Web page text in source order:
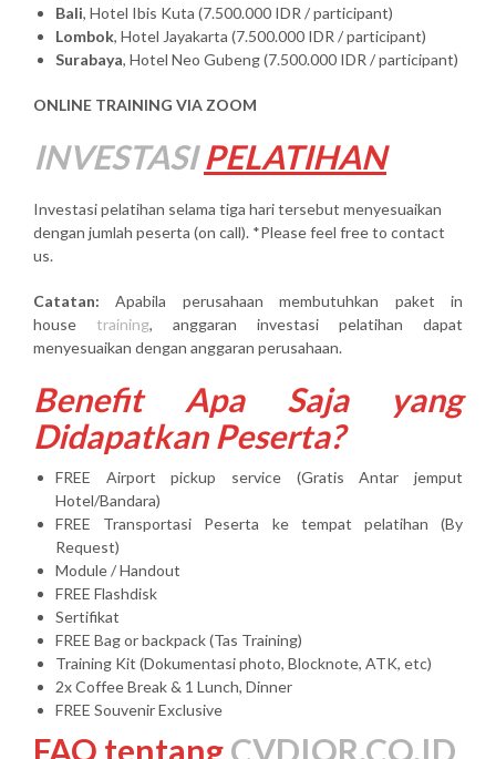
Bali, Hotel Ibis Kuta (7.500.000 IDR / participant)
Lombok, Hotel Jayakarta (7.500.000 IDR / participant)
Surabaya, Hotel Neo Gubeng (7.500.000 IDR / participant)
ONLINE TRAINING VIA ZOOM
INVESTASI PELATIHAN
Investasi pelatihan selama tiga hari tersebut menyesuaikan
dengan jumlah peserta (on call). *Please feel free to contact
us.
Catatan: Apabila perusahaan membutuhkan paket in
house training, anggaran investasi pelatihan dapat
menyesuaikan dengan anggaran perusahaan.
Benefit Apa Saja yang
Didapatkan Peserta?
FREE Airport pickup service (Gratis Antar jemput
Hotel/Bandara)
FREE Transportasi Peserta ke tempat pelatihan (By
Request)
Module / Handout
FREE Flashdisk
Sertifikat
FREE Bag or backpack (Tas Training)
Training Kit (Dokumentasi photo, Blocknote, ATK, etc)
2x Coffee Break & 1 Lunch, Dinner
FREE Souvenir Exclusive
FAQ tentangCVDIOR.CO.ID